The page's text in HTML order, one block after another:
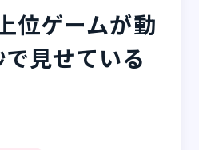
位ゲームが動
見せている